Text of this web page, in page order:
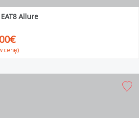
Allure
cenę)